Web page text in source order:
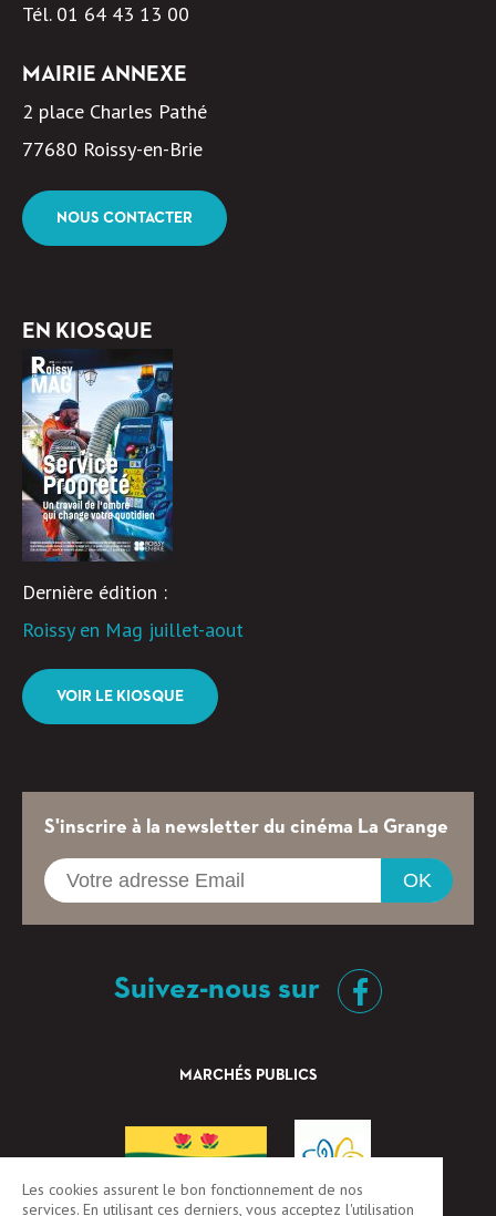
Tél. 01 64 43 13 00
MAIRIE ANNEXE
2 place Charles Pathé
77680 Roissy-en-Brie
NOUS CONTACTER
EN KIOSQUE
Dernière édition :
Roissy en Mag juillet-aout
VOIR LE KIOSQUE
S'inscrire à la newsletter du cinéma La Grange
OK
Suivez-nous sur
MARCHÉS PUBLICS
Les cookies assurent le bon fonctionnement de nos
services. En utilisant ces derniers, vous acceptez l'utilisation